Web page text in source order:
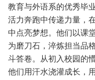
教育与外语系的优秀毕
活力奔跑中传递力量，
中点亮梦想。他们以课
为磨刀石，淬炼担当品
斗答卷。从初入校园的
他们用汗水浇灌成长，